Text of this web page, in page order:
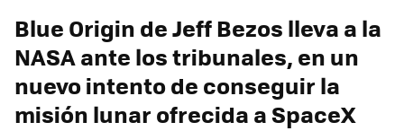
Blue Origin de Jeff Bezos lleva a la
NASA ante los tribunales, en un
nuevo intento de conseguir la
misión lunar ofrecida a SpaceX